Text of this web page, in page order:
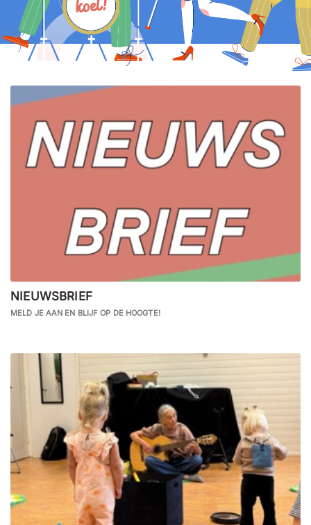
NIEUWSBRIEF
MELD JE AAN EN BLIJF OP DE HOOGTE!